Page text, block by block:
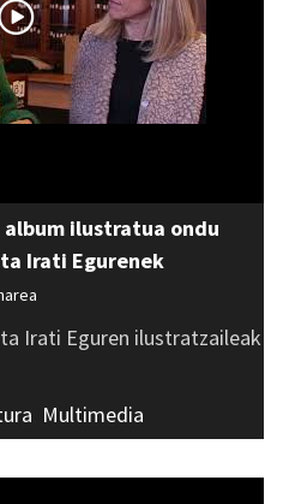
ilustratua ondu
Irati Egurenek
Irati Eguren ilustratzaileak
Multimedia